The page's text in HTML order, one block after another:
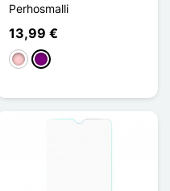
Perhosmalli
13,99 €
PinkkiViolet